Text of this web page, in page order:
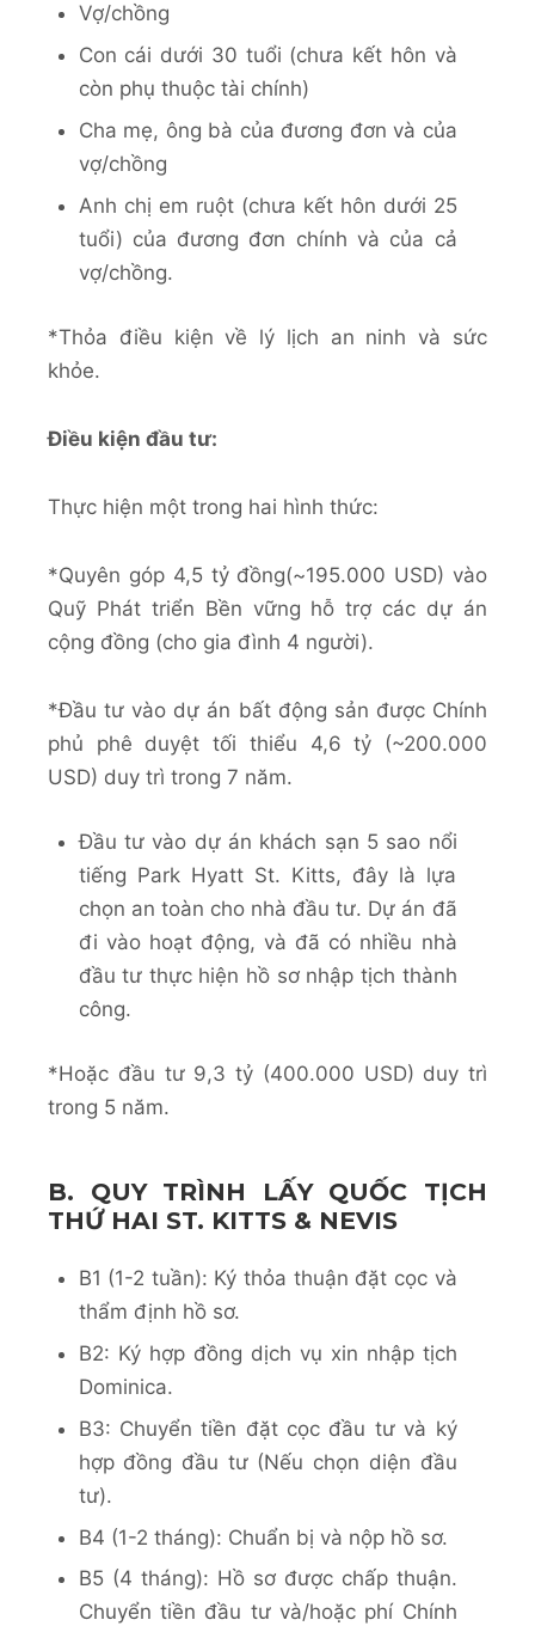
Vợ/chồng
Con cái dưới 30 tuổi (chưa kết hôn và
còn phụ thuộc tài chính)
Cha mẹ, ông bà của đương đơn và của
vợ/chồng
Anh chị em ruột (chưa kết hôn dưới 25
tuổi) của đương đơn chính và của cả
vợ/chồng.
*Thỏa điều kiện về lý lịch an ninh và sức
khỏe.
Điều kiện đầu tư:
Thực hiện một trong hai hình thức:
*Quyên góp 4,5 tỷ đồng(~195.000 USD) vào
Quỹ Phát triển Bền vững hỗ trợ các dự án
cộng đồng (cho gia đình 4 người).
*Đầu tư vào dự án bất động sản được Chính
phủ phê duyệt tối thiểu 4,6 tỷ (~200.000
USD) duy trì trong 7 năm.
Đầu tư vào dự án khách sạn 5 sao nổi
tiếng Park Hyatt St. Kitts, đây là lựa
chọn an toàn cho nhà đầu tư. Dự án đã
đi vào hoạt động, và đã có nhiều nhà
đầu tư thực hiện hồ sơ nhập tịch thành
công.
*Hoặc đầu tư 9,3 tỷ (400.000 USD) duy trì
trong 5 năm.
B. QUY TRÌNH LẤY QUỐC TỊCH
THỨ HAI ST. KITTS & NEVIS
B1 (1-2 tuần): Ký thỏa thuận đặt cọc và
thẩm định hồ sơ.
B2: Ký hợp đồng dịch vụ xin nhập tịch
Dominica.
B3: Chuyển tiền đặt cọc đầu tư và ký
hợp đồng đầu tư (Nếu chọn diện đầu
tư).
B4 (1-2 tháng): Chuẩn bị và nộp hồ sơ.
B5 (4 tháng): Hồ sơ được chấp thuận.
Chuyển tiền đầu tư và/hoặc phí Chính